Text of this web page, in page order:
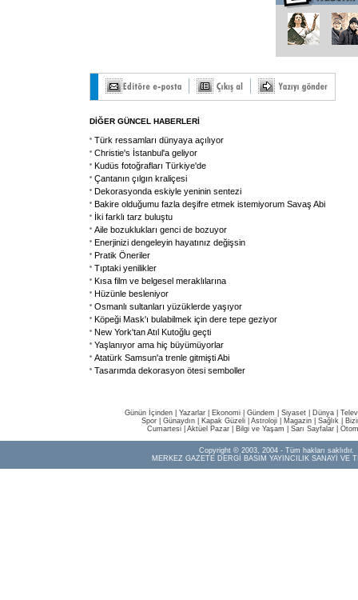
DİĞER GÜNCEL HABERLERİ
Türk ressamları dünyaya açılıyor
Christie's İstanbul'a geliyor
Kudüs fotoğrafları Türkiye'de
Çantanın çılgın kraliçesi
Dekorasyonda eskiyle yeninin sentezi
Bakire olduğumu fazla deşifre etmek istemiyorum Savaş Abi
İki farklı tarz buluştu
Aile bozuklukları genci de bozuyor
Enerjinizi dengeleyin hayatınız değişsin
Pratik Öneriler
Tıptaki yenilikler
Kısa film ve belgesel meraklılarına
Hüzünle besleniyor
Osmanlı sultanları yüzüklerde yaşıyor
Köpeği Mask'ı bulabilmek için dere tepe geziyor
New York'tan Atıl Kutoğlu geçti
Yaşlanıyor ama hiç büyümüyorlar
Atatürk Samsun'a trenle gitmişti Abi
Tasarımda dekorasyon ötesi semboller
Günün İçinden Yazarlar Ekonomi Gündem Siyaset Dünya |
Spor
Günaydın Kapak Güzeli Astroloji Magazin Sağlık
Cumartesi
Aktüel Pazar Bilgi ve Yaşam Sarı Sayfalar
Copyright © 2003, 2004 - Tüm hakları saklıdır.
MERKEZ GAZETE DERGİ BASIM YAYINCILIK SANAYİ VE